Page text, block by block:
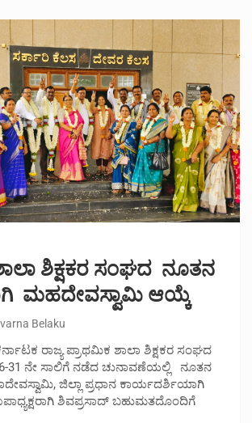
ಶಿಕ್ಷಕರ ಸಂಘದ ನೂತನ
ಮಹದೇವಸ್ವಾಮಿ ಆಯ್ಕೆ
Belaku
ರಾಜ್ಯ ಪ್ರಾಥಮಿಕ ಶಾಲಾ ಶಿಕ್ಷಕರ ಸಂಘದ
31 ನೇ ಸಾಲಿಗೆ ನಡೆದ ಚುನಾವಣೆಯಲ್ಲಿ ನೂತನ
ಜಿಲ್ಲಾ ಪ್ರಧಾನ ಕಾರ್ಯದರ್ಶಿಯಾಗಿ
ಶಿವಪ್ರಸಾದ್ ಬಹುಮತದೊಂದಿಗೆ